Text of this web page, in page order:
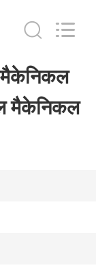
मैकेनिकल
मैकेनिकल